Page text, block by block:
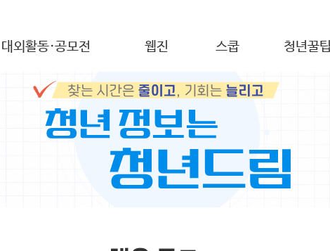
대외활동·공모전 웹진 스쿱 청년꿀팁